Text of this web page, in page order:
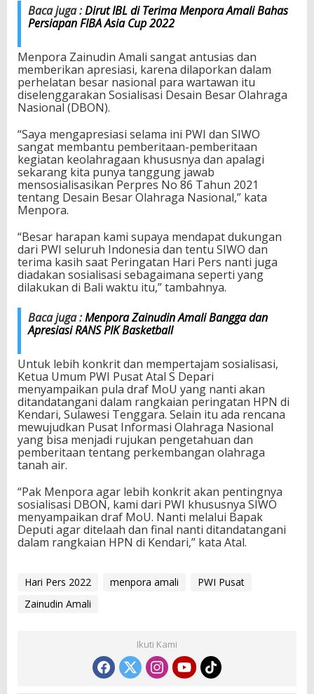
a
r
e
r
s
2
2
d
i
K
e
n
r
i
Baca juga :Dirut IBL di Terima Menpora Amali Bahas
Persiapan FIBA Asia Cup 2022
Menpora Zainudin Amali sangat antusias dan
memberikan apresiasi, karena dilaporkan dalam
perhelatan besar nasional para wartawan itu
diselenggarakan Sosialisasi Desain Besar Olahraga
Nasional (DBON).
“Saya mengapresiasi selama ini PWI dan SIWO
sangat membantu pemberitaan-pemberitaan
kegiatan keolahragaan khususnya dan apalagi
sekarang kita punya tanggung jawab
mensosialisasikan Perpres No 86 Tahun 2021
tentang Desain Besar Olahraga Nasional,” kata
Menpora.
“Besar harapan kami supaya mendapat dukungan
dari PWI seluruh Indonesia dan tentu SIWO dan
terima kasih saat Peringatan Hari Pers nanti juga
diadakan sosialisasi sebagaimana seperti yang
dilakukan di Bali waktu itu,” tambahnya.
Baca juga :Menpora Zainudin Amali Bangga dan
Apresiasi RANS PIK Basketball
Untuk lebih konkrit dan mempertajam sosialisasi,
Ketua Umum PWI Pusat Atal S Depari
menyampaikan pula draf MoU yang nanti akan
ditandatangani dalam rangkaian peringatan HPN di
Kendari, Sulawesi Tenggara. Selain itu ada rencana
mewujudkan Pusat Informasi Olahraga Nasional
yang bisa menjadi rujukan pengetahuan dan
pemberitaan tentang perkembangan olahraga
tanah air.
“Pak Menpora agar lebih konkrit akan pentingnya
sosialisasi DBON, kami dari PWI khususnya SIWO
menyampaikan draf MoU. Nanti melalui Bapak
Deputi agar ditelaah dan final nanti ditandatangani
dalam rangkaian HPN di Kendari,” kata Atal.
Hari Pers 2022 menpora amali
PWI Pusat
Zainudin Amali
Ikuti Kami